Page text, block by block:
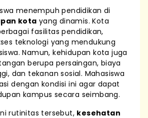
menempuh pendidikan di
kota yang dinamis. Kota
fasilitas pendidikan,
teknologi yang mendukung
Namun, kehidupan kota juga
berupa persaingan, biaya
dan tekanan sosial. Mahasiswa
dengan kondisi ini agar dapat
kampus secara seimbang.
rutinitas tersebut, kesehatan